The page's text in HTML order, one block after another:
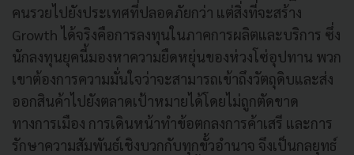
คนรวยไปยังประเทศที่ปลอดภัยกว่า แต่สิ่งที่จะสร้าง
Growth ได้จริงคือการลงทุนในภาคการผลิตและบริการ ซึ่ง
นักลงทุนยุคนี้มองหาความยืดหยุ่นของห่วงโซ่อุปทาน พวก
เขาต้องการความมั่นใจว่าจะสามารถเข้าถึงวัตถุดิบและส่ง
ออกสินค้าไปยังตลาดเป้าหมายได้โดยไม่ถูกตัดขาด
ทางการเมือง การเดินหน้าทำข้อตกลงการค้าเสรี และการ
รักษาความสัมพันธ์เชิงบวกกับทุกขั้วอำนาจ จึงเป็นกลยุทธ์